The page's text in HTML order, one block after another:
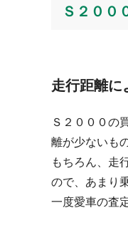
Ｓ２００
走行距離に
Ｓ２０００の
離が少ないも
もちろん、走
ので、あまり
一度愛車の査